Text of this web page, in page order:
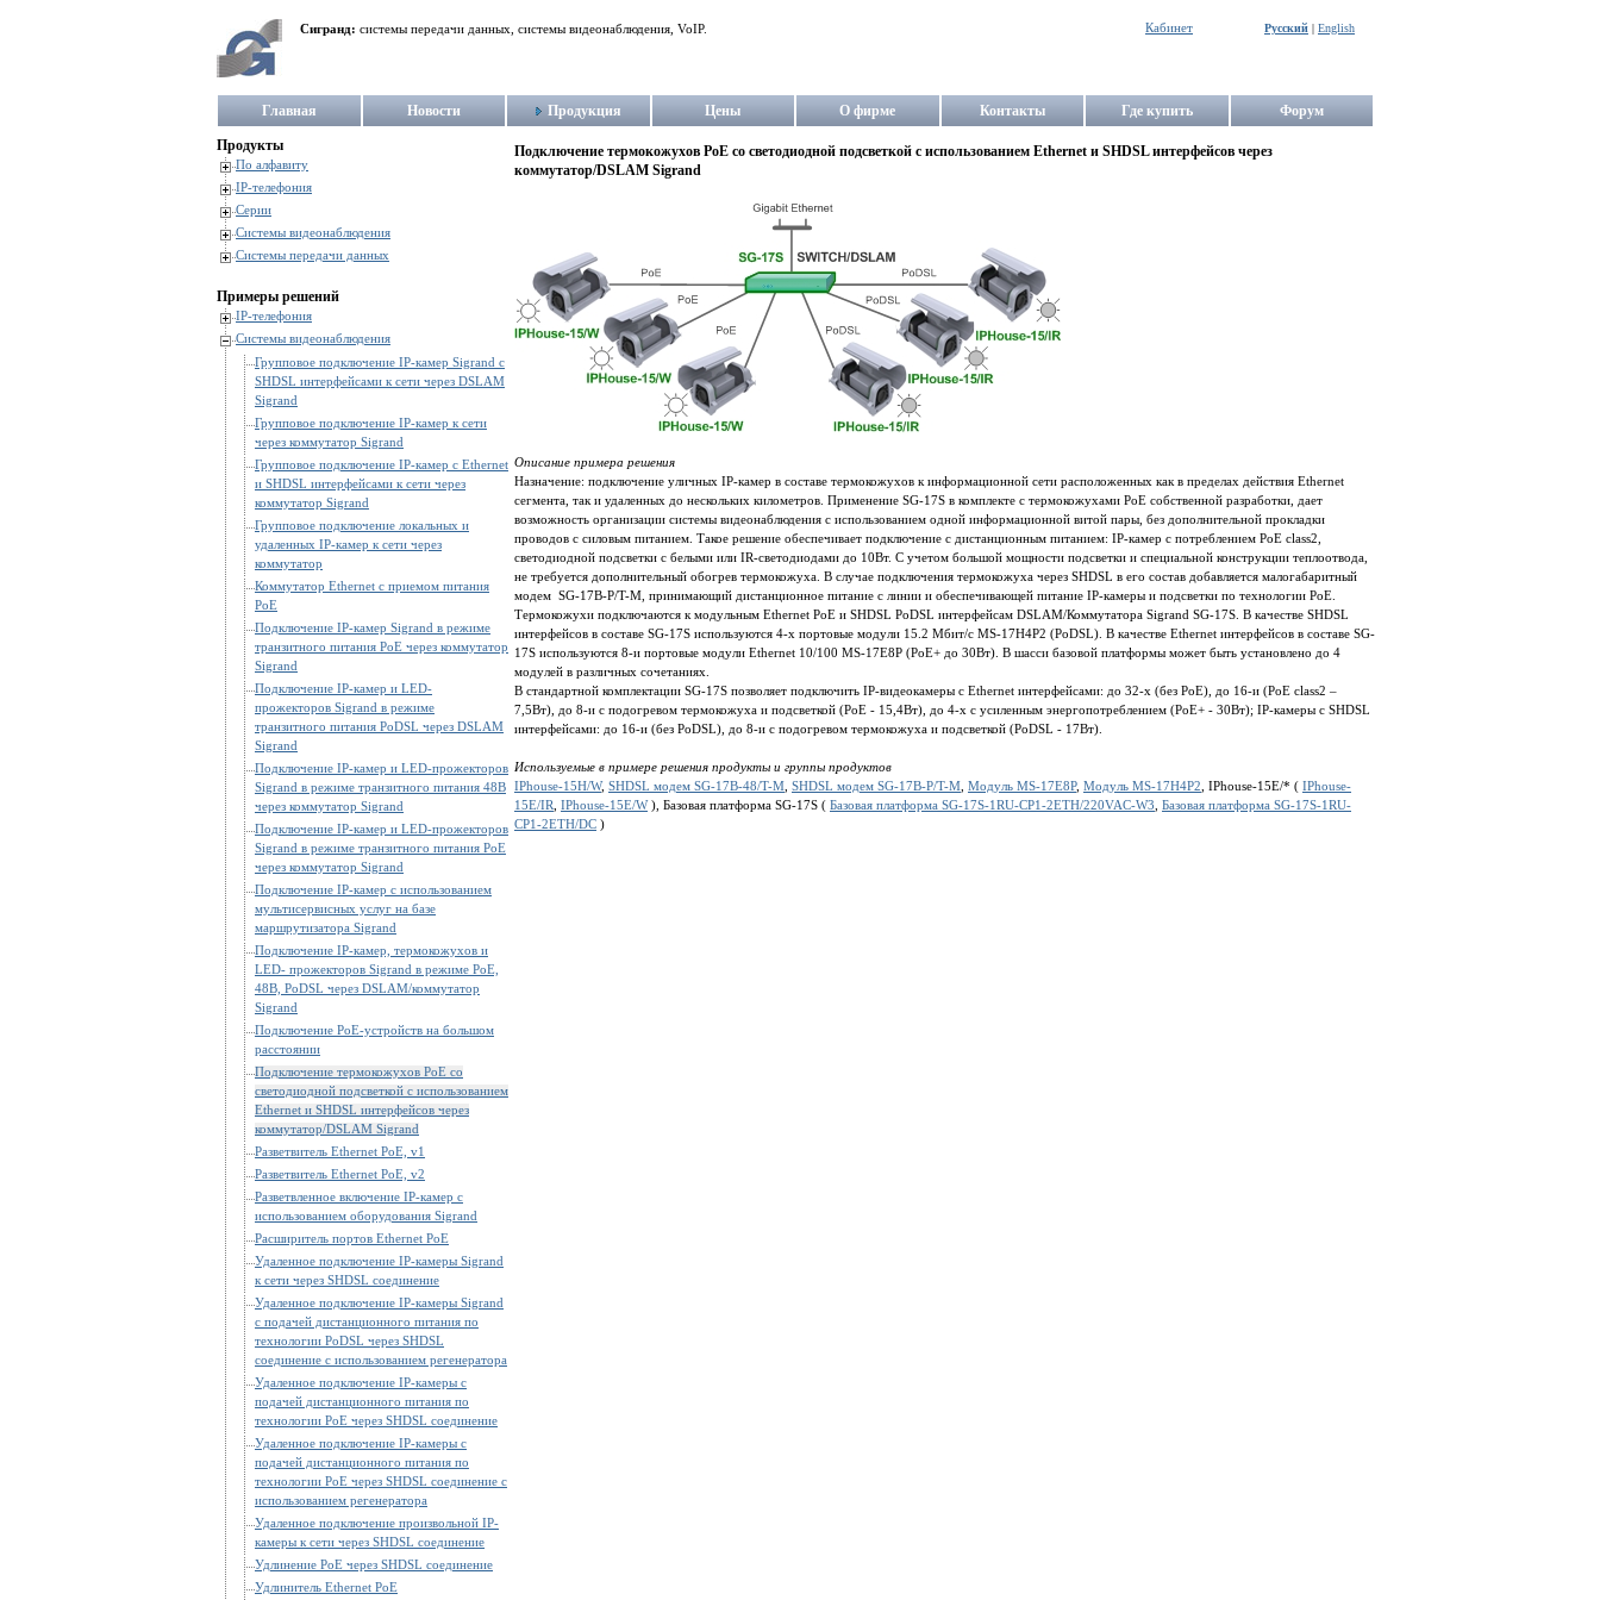
Сигранд: системы передачи данных, системы видеонаблюдения, VoIP. Кабинет Русский | English
Главная Новости Продукция Цены О фирме Контакты Где купить Форум
Продукты
По алфавиту
IP-телефония
Серии
Системы видеонаблюдения
Системы передачи данных
Примеры решений
IP-телефония
Системы видеонаблюдения
Групповое подключение IP-камер Sigrand c
SHDSL интерфейсами к сети через DSLAM
Sigrand
Групповое подключение IP-камер к сети
через коммутатор Sigrand
Групповое подключение IP-камер с Ethernet
и SHDSL интерфейсами к сети через
коммутатор Sigrand
Групповое подключение локальных и
удаленных IP-камер к сети через
коммутатор
Коммутатор Ethernet с приемом питания
PoE
Подключение IP-камер Sigrand в режиме
транзитного питания PoE через коммутатор
Sigrand
Подключение IP-камер и LED-
прожекторов Sigrand в режиме
транзитного питания PoDSL через DSLAM
Sigrand
Подключение IP-камер и LED-прожекторов
Sigrand в режиме транзитного питания 48В
через коммутатор Sigrand
Подключение IP-камер и LED-прожекторов
Sigrand в режиме транзитного питания PoE
через коммутатор Sigrand
Подключение IP-камер с использованием
мультисервисных услуг на базе
маршрутизатора Sigrand
Подключение IP-камер, термокожухов и
LED- прожекторов Sigrand в режиме PoE,
48В, PoDSL через DSLAM/коммутатор
Sigrand
Подключение PoE-устройств на большом
расстоянии
Подключение термокожухов PoE со
светодиодной подсветкой с использованием
Ethernet и SHDSL интерфейсов через
коммутатор/DSLAM Sigrand
Разветвитель Ethernet PoE, v1
Разветвитель Ethernet PoE, v2
Разветвленное включение IP-камер с
использованием оборудования Sigrand
Расширитель портов Ethernet PoE
Удаленное подключение IP-камеры Sigrand
к сети через SHDSL соединение
Удаленное подключение IP-камеры Sigrand
с подачей дистанционного питания по
технологии PoDSL через SHDSL
соединение с использованием регенератора
Удаленное подключение IP-камеры с
подачей дистанционного питания по
технологии PoE через SHDSL соединение
Удаленное подключение IP-камеры с
подачей дистанционного питания по
технологии PoE через SHDSL соединение с
использованием регенератора
Удаленное подключение произвольной IP-
камеры к сети через SHDSL соединение
Удлинение PoE через SHDSL соединение
Удлинитель Ethernet PoE
Подключение термокожухов PoE со светодиодной подсветкой с использованием Ethernet и SHDSL интерфейсов через
коммутатор/DSLAM Sigrand
Описание примера решения
Назначение: подключение уличных IP-камер в составе термокожухов к информационной сети расположенных как в пределах действия Ethernet
сегмента, так и удаленных до нескольких километров. Применение SG-17S в комплекте с термокожухами PoE собственной разработки, дает
возможность организации системы видеонаблюдения с использованием одной информационной витой пары, без дополнительной прокладки
проводов с силовым питанием. Такое решение обеспечивает подключение с дистанционным питанием: IP-камер с потреблением PoE class2,
светодиодной подсветки с белыми или IR-светодиодами до 10Вт. С учетом большой мощности подсветки и специальной конструкции теплоотвода,
не требуется дополнительный обогрев термокожуха. В случае подключения термокожуха через SHDSL в его состав добавляется малогабаритный
модем SG-17B-P/T-M, принимающий дистанционное питание с линии и обеспечивающей питание IP-камеры и подсветки по технологии PoE.
Термокожухи подключаются к модульным Ethernet PoE и SHDSL PoDSL интерфейсам DSLAM/Коммутатора Sigrand SG-17S. В качестве SHDSL
интерфейсов в составе SG-17S используются 4-х портовые модули 15.2 Мбит/c MS-17H4P2 (PoDSL). В качестве Ethernet интерфейсов в составе SG-
17S используются 8-и портовые модули Ethernet 10/100 MS-17E8P (PoE+ до 30Вт). В шасси базовой платформы может быть установлено до 4
модулей в различных сочетаниях.
В стандартной комплектации SG-17S позволяет подключить IP-видеокамеры с Ethernet интерфейсами: до 32-х (без PoE), до 16-и (PoE class2 –
7,5Вт), до 8-и с подогревом термокожуха и подсветкой (PoE - 15,4Вт), до 4-х с усиленным энергопотреблением (PoE+ - 30Вт); IP-камеры с SHDSL
интерфейсами: до 16-и (без PoDSL), до 8-и с подогревом термокожуха и подсветкой (PoDSL - 17Вт).
Используемые в примере решения продукты и группы продуктов
IPhouse-15H/W, SHDSL модем SG-17B-48/T-M SHDSL модем SG-17B-P/T-M Модуль MS-17E8P, Модуль MS-17H4P2 , IPhouse-15E/* ( IPhouse-
15E/IR
IPhouse-15E/W), Базовая платформа SG-17S ( Базовая платформа SG-17S-1RU-CP1-2ETH/220VAC-W3
Базовая платформа SG-17S-1RU-
CP1-2ETH/DC )